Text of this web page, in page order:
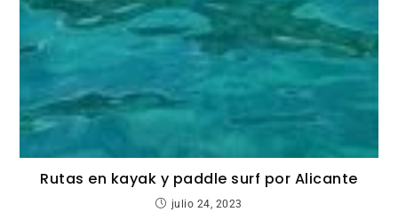
Rutas en kayak y paddle surf por Alicante
julio 24, 2023